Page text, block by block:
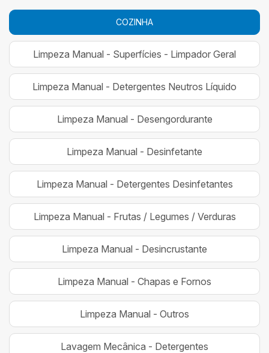
COZINHA
Limpeza Manual - Superfícies - Limpador Geral
Limpeza Manual - Detergentes Neutros Líquido
Limpeza Manual - Desengordurante
Limpeza Manual - Desinfetante
Limpeza Manual - Detergentes Desinfetantes
Limpeza Manual - Frutas / Legumes / Verduras
Limpeza Manual - Desincrustante
Limpeza Manual - Chapas e Fornos
Limpeza Manual - Outros
Lavagem Mecânica - Detergentes